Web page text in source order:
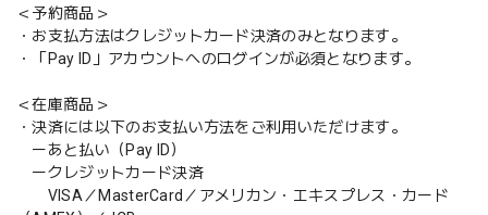
＜予約商品＞
・お支払方法はクレジットカード決済のみとなります。
・「Pay ID」アカウントへのログインが必須となります。
＜在庫商品＞
・決済には以下のお支払い方法をご利用いただけます。
ーあと払い（Pay ID）
ークレジットカード決済
VISA／MasterCard／アメリカン・エキスプレス・カード